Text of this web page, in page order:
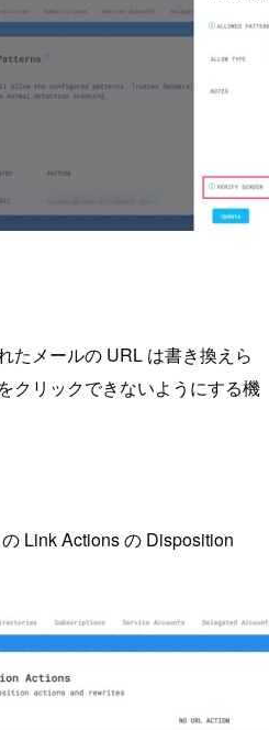
たメールの URL は書き換えら
クリックできないようにする機
Link Actions の Disposition